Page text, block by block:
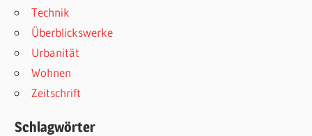
Technik
Überblickswerke
Urbanität
Wohnen
Zeitschrift
Schlagwörter